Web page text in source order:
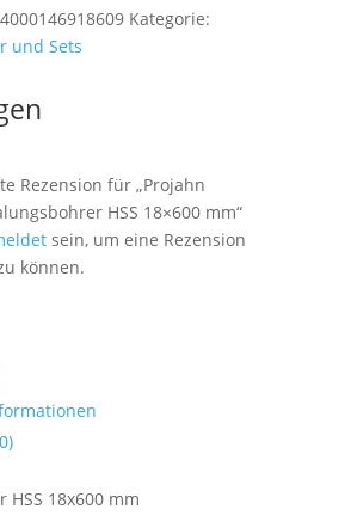
4000146918609 Kategorie:
und Sets
Rezension für „Projahn
HSS 18×600 mm“
sein, um eine Rezension
können.
18x600 mm